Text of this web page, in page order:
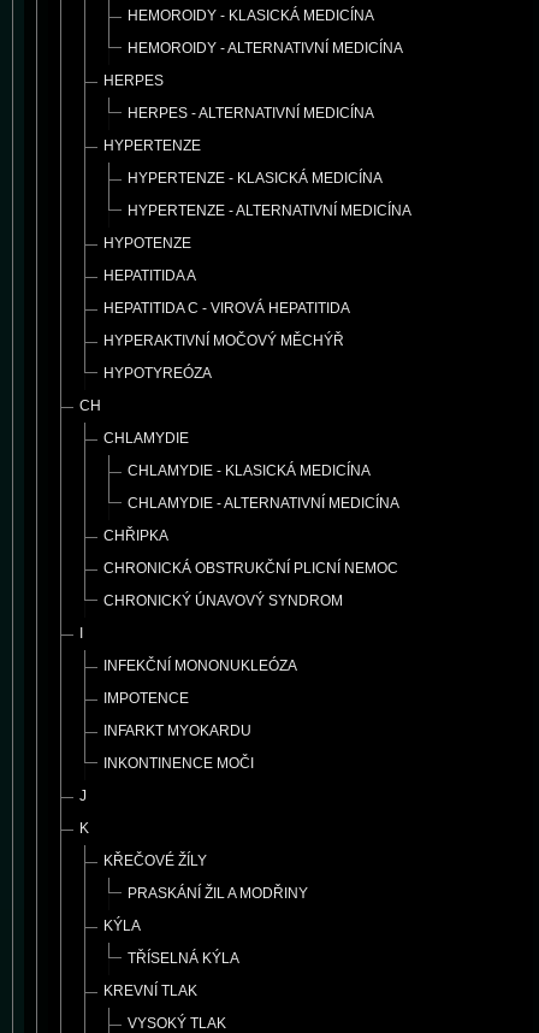
HEMOROIDY - KLASICKÁ MEDICÍNA
HEMOROIDY - ALTERNATIVNÍ MEDICÍNA
HERPES
HERPES - ALTERNATIVNÍ MEDICÍNA
HYPERTENZE
HYPERTENZE - KLASICKÁ MEDICÍNA
HYPERTENZE - ALTERNATIVNÍ MEDICÍNA
HYPOTENZE
HEPATITIDA A
HEPATITIDA C - VIROVÁ HEPATITIDA
HYPERAKTIVNÍ MOČOVÝ MĚCHÝŘ
HYPOTYREÓZA
CH
CHLAMYDIE
CHLAMYDIE - KLASICKÁ MEDICÍNA
CHLAMYDIE - ALTERNATIVNÍ MEDICÍNA
CHŘIPKA
CHRONICKÁ OBSTRUKČNÍ PLICNÍ NEMOC
CHRONICKÝ ÚNAVOVÝ SYNDROM
INFEKČNÍ MONONUKLEÓZA
IMPOTENCE
INFARKT MYOKARDU
INKONTINENCE MOČI
J
K
KŘEČOVÉ ŽÍLY
PRASKÁNÍ ŽIL A MODŘINY
KÝLA
TŘÍSELNÁ KÝLA
KREVNÍ TLAK
VYSOKÝ TLAK